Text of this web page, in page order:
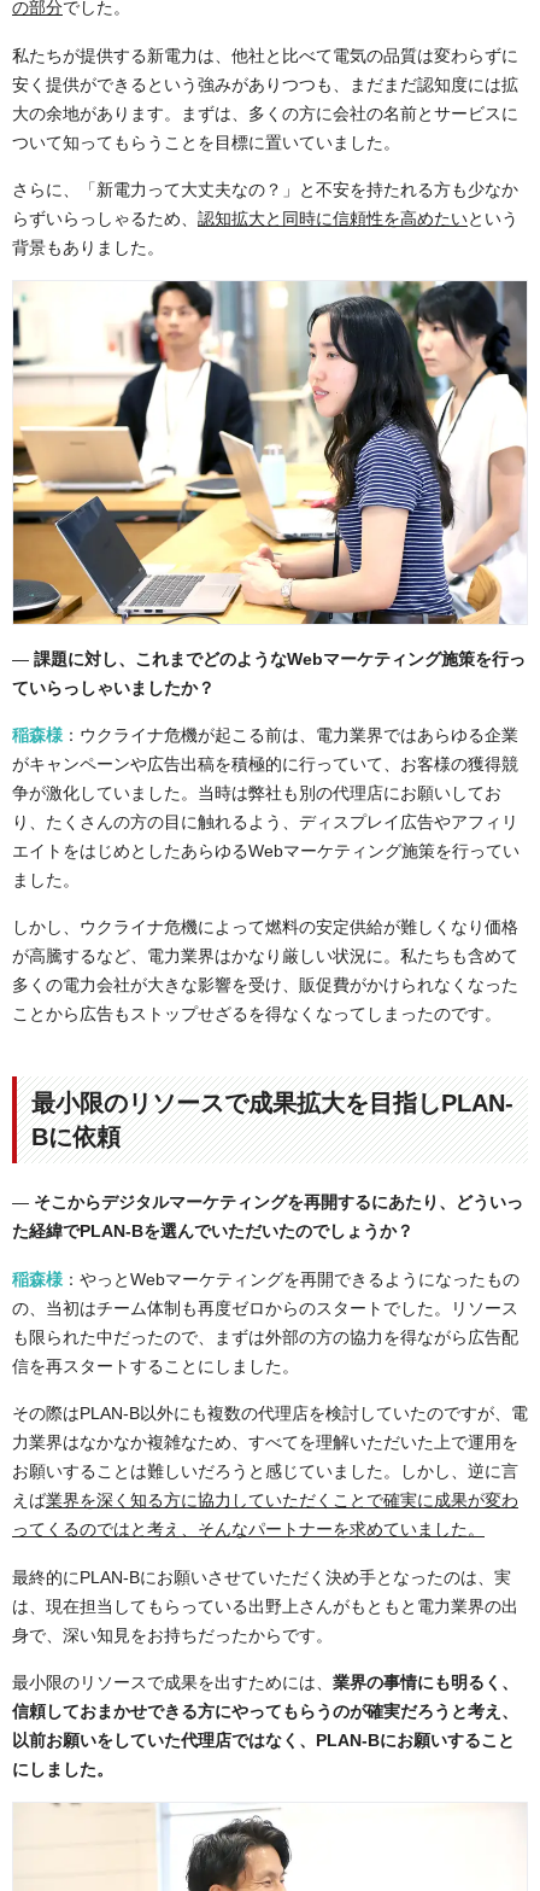
の部分でした。
私たちが提供する新電力は、他社と比べて電気の品質は変わらずに
安く提供ができるという強みがありつつも、まだまだ認知度には拡
大の余地があります。まずは、多くの方に会社の名前とサービスに
ついて知ってもらうことを目標に置いていました。
さらに、「新電力って大丈夫なの？」と不安を持たれる方も少なか
らずいらっしゃるため、 認知拡大と同時に信頼性を高めたいという
背景もありました。
― 課題に対し、これまでどのようなWebマーケティング施策を行っ
ていらっしゃいましたか？
稲森様 ：ウクライナ危機が起こる前は、電力業界ではあらゆる企業
がキャンペーンや広告出稿を積極的に行っていて、お客様の獲得競
争が激化していました。当時は弊社も別の代理店にお願いしてお
り、たくさんの方の目に触れるよう、ディスプレイ広告やアフィリ
エイトをはじめとしたあらゆるWebマーケティング施策を行ってい
ました。
しかし、ウクライナ危機によって燃料の安定供給が難しくなり価格
が高騰するなど、電力業界はかなり厳しい状況に。私たちも含めて
多くの電力会社が大きな影響を受け、販促費がかけられなくなった
ことから広告もストップせざるを得なくなってしまったのです。
最小限のリソースで成果拡大を目指しPLAN-
Bに依頼
― そこからデジタルマーケティングを再開するにあたり、どういっ
た経緯でPLAN-Bを選んでいただいたのでしょうか？
稲森様 ：やっとWebマーケティングを再開できるようになったもの
の、当初はチーム体制も再度ゼロからのスタートでした。リソース
も限られた中だったので、まずは外部の方の協力を得ながら広告配
信を再スタートすることにしました。
その際はPLAN-B以外にも複数の代理店を検討していたのですが、電
力業界はなかなか複雑なため、すべてを理解いただいた上で運用を
お願いすることは難しいだろうと感じていました。しかし、逆に言
えば業界を深く知る方に協力していただくことで確実に成果が変わ
ってくるのではと考え、そんなパートナーを求めていました。
最終的にPLAN-Bにお願いさせていただく決め手となったのは、実
は、現在担当してもらっている出野上さんがもともと電力業界の出
身で、深い知見をお持ちだったからです。
最小限のリソースで成果を出すためには、 業界の事情にも明るく、
信頼しておまかせできる方にやってもらうのが確実だろうと考え、
以前お願いをしていた代理店ではなく、PLAN-Bにお願いすること
にしました。